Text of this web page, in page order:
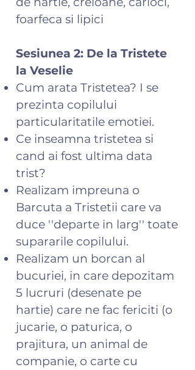
foarfeca si lipici
Sesiunea 2: De la Tristete
la Veselie
Cum arata Tristetea? I se
prezinta copilului
particularitatile emotiei.
Ce inseamna tristetea si
cand ai fost ultima data
trist?
Realizam impreuna o
Barcuta a Tristetii care va
duce ''departe in larg'' toate
supararile copilului.
Realizam un borcan al
bucuriei, in care depozitam
5 lucruri (desenate pe
hartie) care ne fac fericiti (o
jucarie, o paturica, o
prajitura, un animal de
companie, o carte cu